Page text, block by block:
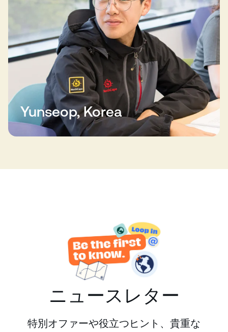
Yunseop, Korea
ニュースレター
特別オファーや役立つヒント、貴重な